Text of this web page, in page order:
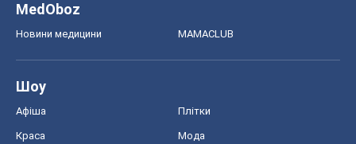
MedOboz
Новини медицини MAMACLUB
Шоу
Афіша Плітки
Краса Мода